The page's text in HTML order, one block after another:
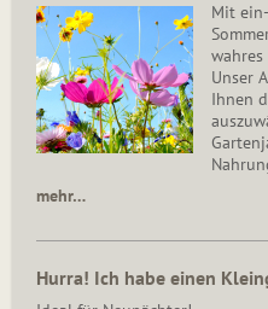
Mit
Unser
Ihnen
mehr…
Hurra! Ich habe einen